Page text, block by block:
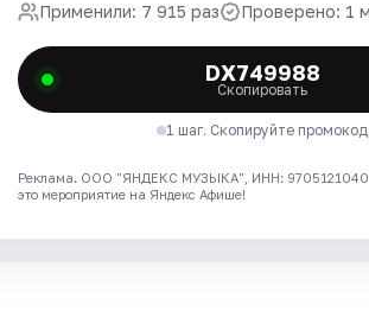
Применили: 7 915 раз Проверено: 1
DX749988
Скопировать
1 шаг. Скопируйте промокод
Реклама. ООО "ЯНДЕКС МУЗЫКА", ИНН: 9705121040
это мероприятие на Яндекс Афише!